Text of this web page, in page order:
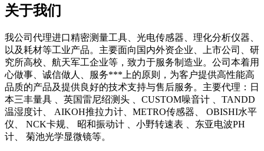
关于我们
我公司代理进口精密测量工具、光电传感器、理化分析仪器、
以及耗材等工业产品。主要面向国内外资企业、上市公司、研
究所高校、航天军工企业等，致力于服务制造业。公司本着用
心做事、诚信做人、服务***上的原则，为客户提供高性能高
品质的产品及提供良好的技术支持与售后服务。主要代理：日
本三丰量具 、英国雷尼绍测头 、CUSTOM噪音计 、TANDD
温湿度计、 AIKOH推拉力计、METRO传感器、 OBISHI水平
仪、 NCK卡规、 昭和振动计 、小野转速表 、东亚电波PH
计、 菊池光学显微镜等。